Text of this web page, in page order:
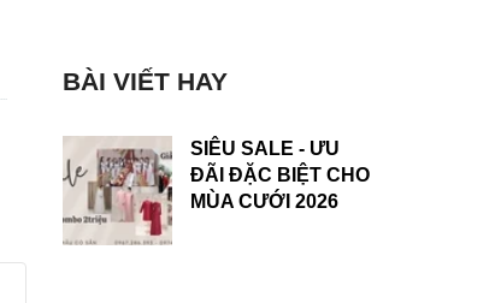
BÀI VIẾT HAY
SIÊU SALE - ƯU
ĐÃI ĐẶC BIỆT CHO
MÙA CƯỚI 2026